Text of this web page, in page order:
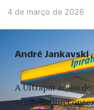
4 de março de 2026
A Ultrapar acaba
acima de um
André Jankavski